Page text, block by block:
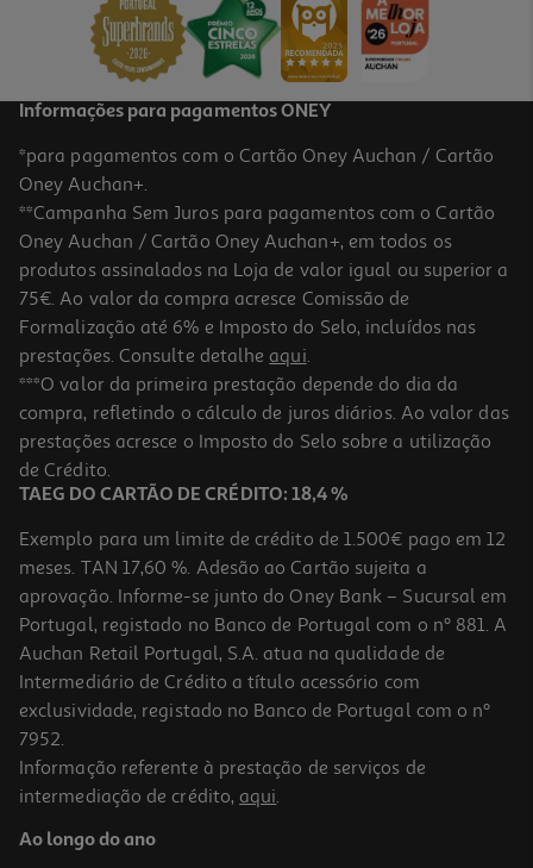
Informações para pagamentos ONEY
*para pagamentos com o Cartão Oney Auchan / Cartão
Oney Auchan+.
**Campanha Sem Juros para pagamentos com o Cartão
Oney Auchan / Cartão Oney Auchan+, em todos os
produtos assinalados na Loja de valor igual ou superior a
75€. Ao valor da compra acresce Comissão de
Formalização até 6% e Imposto do Selo, incluídos nas
prestações. Consulte detalhe aqui.
***O valor da primeira prestação depende do dia da
compra, refletindo o cálculo de juros diários. Ao valor das
prestações acresce o Imposto do Selo sobre a utilização
de Crédito.
TAEG DO CARTÃO DE CRÉDITO: 18,4 %
Exemplo para um limite de crédito de 1.500€ pago em 12
meses. TAN 17,60 %. Adesão ao Cartão sujeita a
aprovação. Informe-se junto do Oney Bank – Sucursal em
Portugal, registado no Banco de Portugal com o nº 881. A
Auchan Retail Portugal, S.A. atua na qualidade de
Intermediário de Crédito a título acessório com
exclusividade, registado no Banco de Portugal com o nº
7952.
Informação referente à prestação de serviços de
intermediação de crédito, aqui.
Ao longo do ano